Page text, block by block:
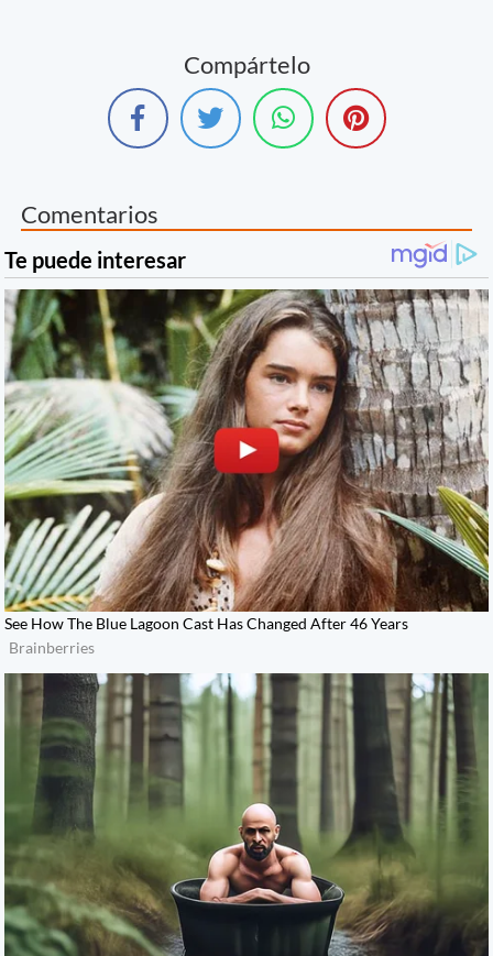
Compártelo
Comentarios